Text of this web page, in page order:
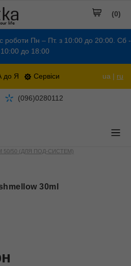
Пн – Пт. з 10:00 до 20:00. Сб -
до 18:00
до Я Сервіси ua | ru
(0)
(096)0280112
50/50 (ДЛЯ ПОД-СИСТЕМ)
30ml